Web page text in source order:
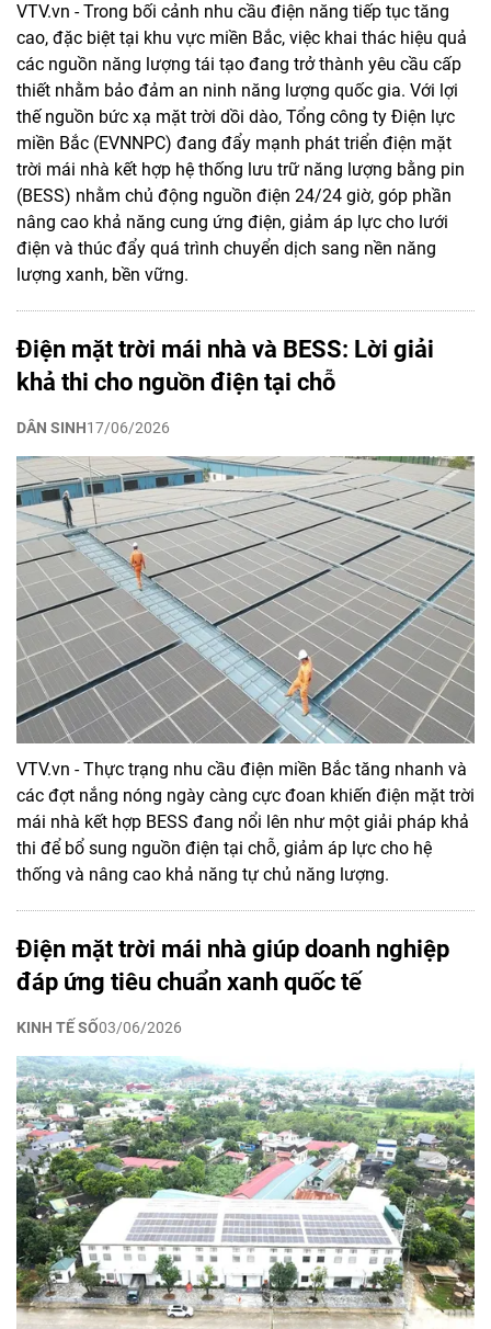
VTV.vn - Trong bối cảnh nhu cầu điện năng tiếp tục tăng
cao, đặc biệt tại khu vực miền Bắc, việc khai thác hiệu quả
các nguồn năng lượng tái tạo đang trở thành yêu cầu cấp
thiết nhằm bảo đảm an ninh năng lượng quốc gia. Với lợi
thế nguồn bức xạ mặt trời dồi dào, Tổng công ty Điện lực
miền Bắc (EVNNPC) đang đẩy mạnh phát triển điện mặt
trời mái nhà kết hợp hệ thống lưu trữ năng lượng bằng pin
(BESS) nhằm chủ động nguồn điện 24/24 giờ, góp phần
nâng cao khả năng cung ứng điện, giảm áp lực cho lưới
điện và thúc đẩy quá trình chuyển dịch sang nền năng
lượng xanh, bền vững.
Điện mặt trời mái nhà và BESS: Lời giải
khả thi cho nguồn điện tại chỗ
DÂN SINH17/06/2026
VTV.vn - Thực trạng nhu cầu điện miền Bắc tăng nhanh và
các đợt nắng nóng ngày càng cực đoan khiến điện mặt trời
mái nhà kết hợp BESS đang nổi lên như một giải pháp khả
thi để bổ sung nguồn điện tại chỗ, giảm áp lực cho hệ
thống và nâng cao khả năng tự chủ năng lượng.
Điện mặt trời mái nhà giúp doanh nghiệp
đáp ứng tiêu chuẩn xanh quốc tế
KINH TẾ SỐ03/06/2026